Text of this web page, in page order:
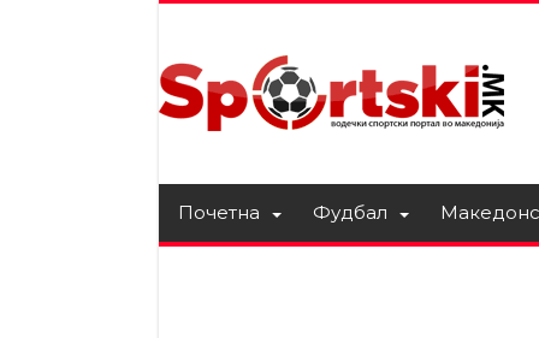
Почетна Фудбал